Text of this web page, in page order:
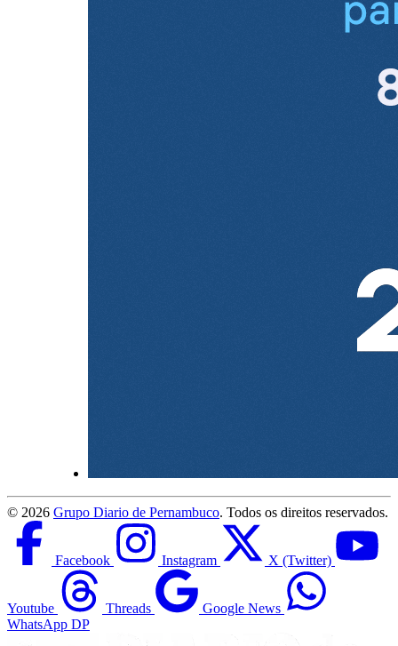
© 2026 Grupo Diario de Pernambuco. Todos os direitos reservados.
Facebook Instagram X (Twitter)
Youtube Threads
Google News
WhatsApp DP